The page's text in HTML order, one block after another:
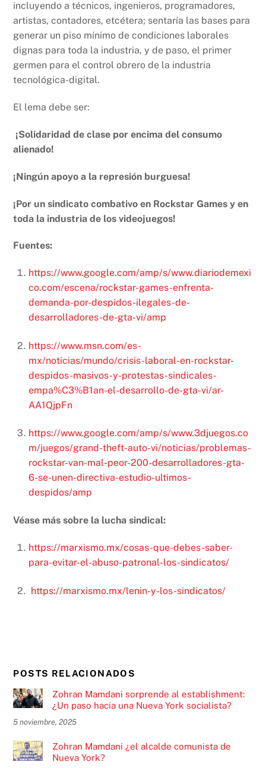
incluyendo a técnicos, ingenieros, programadores,
artistas, contadores, etcétera; sentaría las bases para
generar un piso mínimo de condiciones laborales
dignas para toda la industria, y de paso, el primer
germen para el control obrero de la industria
tecnológica-digital.
El lema debe ser:
¡Solidaridad de clase por encima del consumo
alienado!
¡Ningún apoyo a la represión burguesa!
¡Por un sindicato combativo en Rockstar Games y en
toda la industria de los videojuegos!
Fuentes:
https://www.google.com/amp/s/www.diariodemexi
co.com/escena/rockstar-games-enfrenta-
demanda-por-despidos-ilegales-de-
desarrolladores-de-gta-vi/amp
https://www.msn.com/es-
mx/noticias/mundo/crisis-laboral-en-rockstar-
despidos-masivos-y-protestas-sindicales-
empa%C3%B1an-el-desarrollo-de-gta-vi/ar-
AA1QjpFn
https://www.google.com/amp/s/www.3djuegos.co
m/juegos/grand-theft-auto-vi/noticias/problemas-
rockstar-van-mal-peor-200-desarrolladores-gta-
6-se-unen-directiva-estudio-ultimos-
despidos/amp
Véase más sobre la lucha sindical:
https://marxismo.mx/cosas-que-debes-saber-
para-evitar-el-abuso-patronal-los-sindicatos/
https://marxismo.mx/lenin-y-los-sindicatos/
POSTS RELACIONADOS
Zohran Mamdani sorprende al establishment:
¿Un paso hacia una Nueva York socialista?
5 noviembre, 2025
Zohran Mamdani ¿el alcalde comunista de
Nueva York?